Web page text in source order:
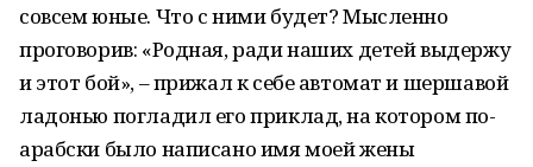
совсем юные. Что с ними будет? Мысленно
проговорив: «Родная, ради наших детей выдержу
и этот бой», – прижал к себе автомат и шершавой
ладонью погладил его приклад, на котором по-
арабски было написано имя моей жены